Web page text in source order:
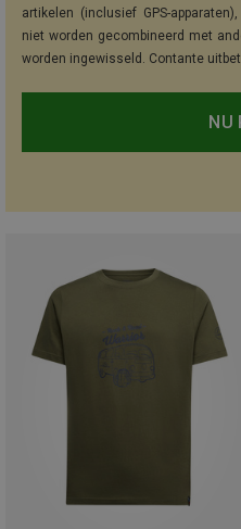
artikelen (inclusief GPS-
niet worden gecombineerd met
worden ingewisseld. Contante
NU